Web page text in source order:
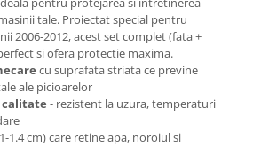
tale. Proiectat special pentru
2006-2012, acest set complet (fata +
si ofera protectie maxima.
cu suprafata striata ce previne
ale picioarelor
calitate - rezistent la uzura, temperaturi
1.4 cm) care retine apa, noroiul si